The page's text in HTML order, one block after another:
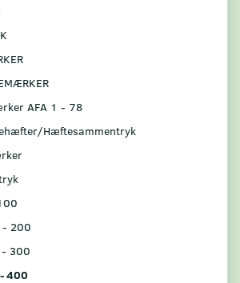
AFA 1 - 78
Hæftesammentryk
- 200
- 300
400